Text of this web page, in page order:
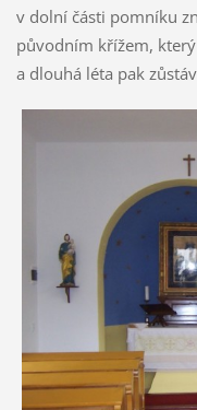
v dolní části pomníku
původním křížem,
a dlouhá léta pak